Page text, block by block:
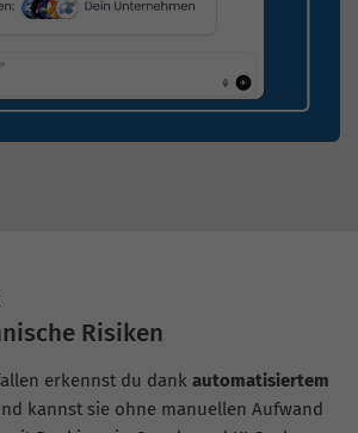
Risiken
erkennst du dank automatisiertem
kannst sie ohne manuellen Aufwand